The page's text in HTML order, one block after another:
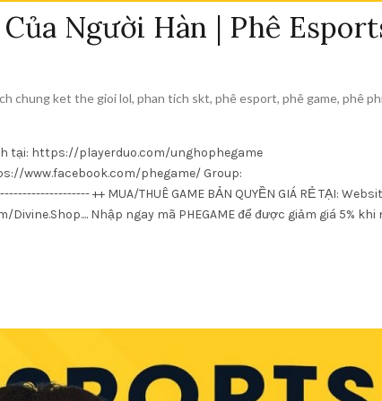
Người Hàn | Phê
chung ket the gioi lol, phan tich skt, phê esport, phê game, phê
tại: https://playerduo.com/unghophegame
www.facebook.com/phegame/ Group:
++ MUA/THUÊ GAME BẢN QUYỀN GIÁ RẺ TẠI:
Nhập ngay mã PHEGAME để được giảm giá 5% khi